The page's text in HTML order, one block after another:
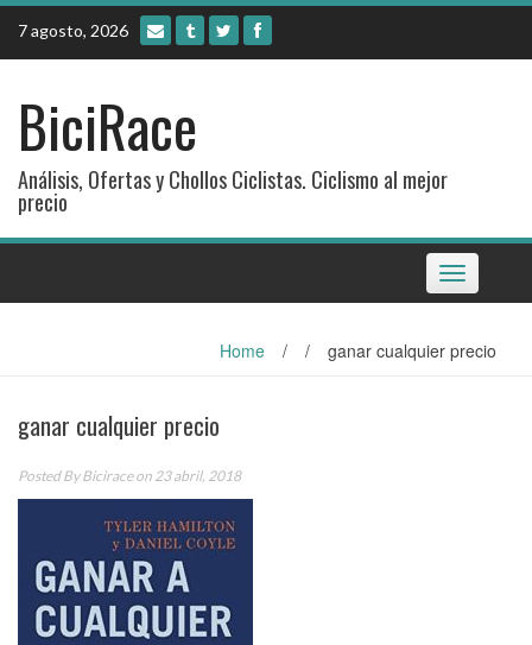
Skip
content
7 agosto, 2026
BiciRace
Análisis, Ofertas y Chollos Ciclistas. Ciclismo al mejor
precio
Toggle
navigation
Home / / ganar cualquier precio
ganar cualquier precio
Posted ByBiciraceon 23 abril, 2018